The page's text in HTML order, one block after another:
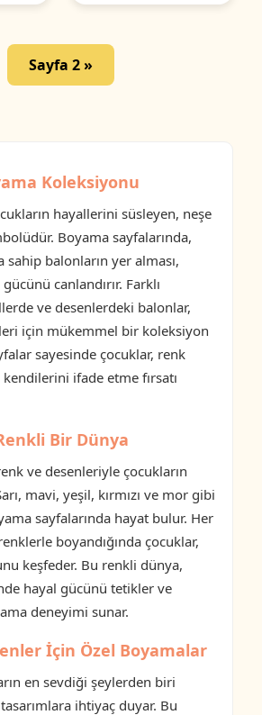
Sayfa 2 »
Koleksiyonu
hayallerini süsleyen, neşe
Boyama sayfalarında,
sahip balonların yer alması,
canlandırır. Farklı
ve desenlerdeki balonlar,
için mükemmel bir koleksiyon
sayesinde çocuklar, renk
ifade etme fırsatı
Bir Dünya
ve desenleriyle çocukların
mavi, yeşil, kırmızı ve mor gibi
sayfalarında hayat bulur. Her
boyandığında çocuklar,
keşfeder. Bu renkli dünya,
hayal gücünü tetikler ve
deneyimi sunar.
İçin Özel Boyamalar
en sevdiği şeylerden biri
ihtiyaç duyar. Bu